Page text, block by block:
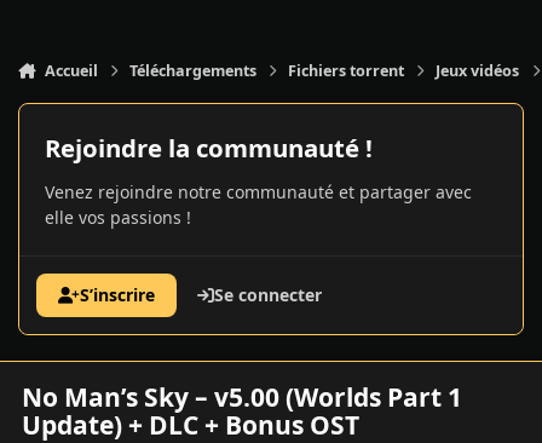
Accueil Téléchargements Fichiers torrent Jeux vidéos
Rejoindre la communauté !
Venez rejoindre notre communauté et partager avec
elle vos passions !
S’inscrire Se connecter
No Man’s Sky – v5.00 (Worlds Part 1
Update) + DLC + Bonus OST